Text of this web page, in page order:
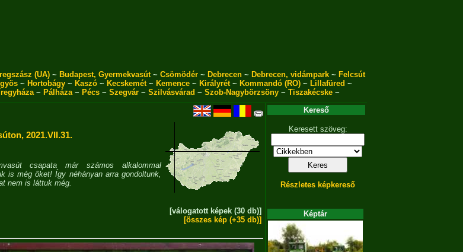
(UA)~ Budapest, Gyermekvasút~ Csömödér~ Debrecen~ Debrecen, vidámpark~ Felcsút
~ Hortobágy ~ Kaszó ~ Kecskemét~ Kemence ~ Királyrét~ Kommandó (RO) ~ Lillafüred ~
~ Pálháza~ Pécs~ Szegvár~ Szilvásvárad ~ Szob-Nagybörzsöny~ Tiszakécske~
2021.VII.31.
csapata már számos alkalommal
is még őket! Így néhányan arra gondoltunk,
nem is láttuk még.
[válogatott képek (30 db)]
[összes kép (+35 db)]
Kereső
Keresett szöveg:
Részletes képkereső
Képtár